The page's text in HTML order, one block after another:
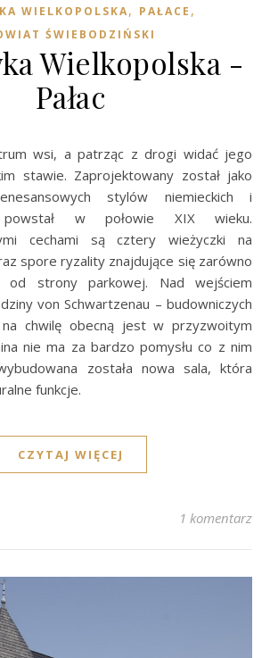
WIELKOPOLSKA, PAŁACE ,
ŚWIEBODZIŃSKI
Wielkopolska -
Pałac
stawie. Zaprojektowany został jako
stylów niemieckich i
w połowie XIX wieku.
cechami są cztery wieżyczki na
spore ryzality znajdujące się zarówno
strony parkowej. Nad wejściem
von Schwartzenau – budowniczych
na chwilę obecną jest w przyzwoitym
nie ma za bardzo pomysłu co z nim
została nowa sala, która
funkcje.
CZYTAJ WIĘCEJ
1 komentarz